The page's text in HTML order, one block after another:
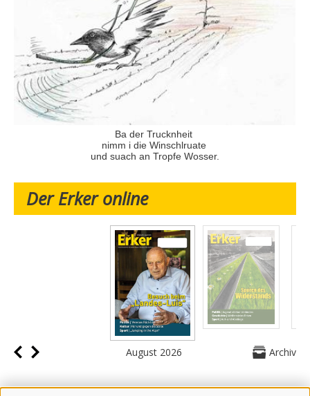
Ba der Trucknheit
nimm i die Winschlruate
und suach an Tropfe Wosser.
Der Erker online
August 2026 Archiv